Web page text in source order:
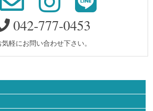
042-777-0453
気軽にお問い合わせ下さい。